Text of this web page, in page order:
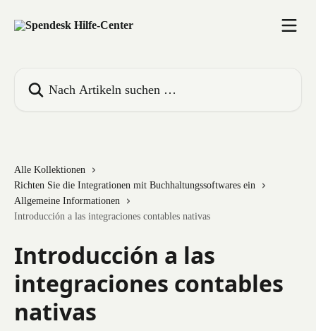
Alle Kollektionen
Richten Sie die Integrationen mit Buchhaltungssoftwares ein
Allgemeine Informationen
Introducción a las integraciones contables nativas
Introducción a las
integraciones contables
nativas